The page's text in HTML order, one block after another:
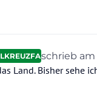
schrieb am
zuletzt
Land. Bisher sehe